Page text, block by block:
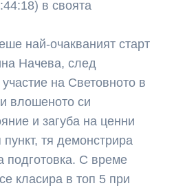
в своята
най-очакваният старт
Начева, след
на Световното в
влошеното си
и загуба на ценни
тя демонстрира
подготовка. С време
класира в топ 5 при